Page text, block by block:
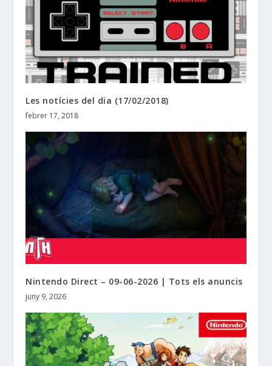
Les notícies del dia (17/02/2018)
febrer 17, 2018
Nintendo Direct – 09-06-2026 | Tots els anuncis
juny 9, 2026